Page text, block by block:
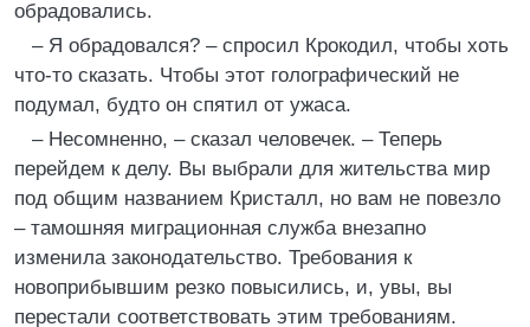
обрадовались.
– Я обрадовался? – спросил Крокодил, чтобы хоть
что-то сказать. Чтобы этот голографический не
подумал, будто он спятил от ужаса.
– Несомненно, – сказал человечек. – Теперь
перейдем к делу. Вы выбрали для жительства мир
под общим названием Кристалл, но вам не повезло
– тамошняя миграционная служба внезапно
изменила законодательство. Требования к
новоприбывшим резко повысились, и, увы, вы
перестали соответствовать этим требованиям.